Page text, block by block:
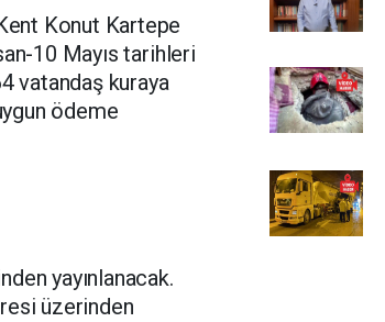
Konut Kartepe
10 Mayıs tarihleri
vatandaş kuraya
ödeme
yayınlanacak.
üzerinden